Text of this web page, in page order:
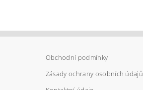
Obchodní podmínky
Zásady ochrany osobních údajů